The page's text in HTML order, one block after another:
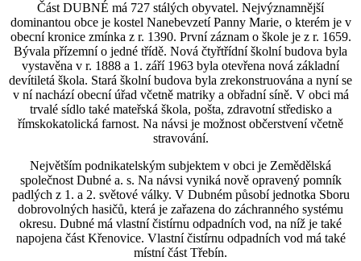
Část DUBNÉ má 727 stálých obyvatel. Nejvýznamnější
dominantou obce je kostel Nanebevzetí Panny Marie, o kterém je v
obecní kronice zmínka z r. 1390. První záznam o škole je z r. 1659.
Bývala přízemní o jedné třídě. Nová čtyřtřídní školní budova byla
vystavěna v r. 1888 a 1. září 1963 byla otevřena nová základní
devítiletá škola. Stará školní budova byla zrekonstruována a nyní se
v ní nachází obecní úřad včetně matriky a obřadní síně. V obci má
trvalé sídlo také mateřská škola, pošta, zdravotní středisko a
římskokatolická farnost. Na návsi je možnost občerstvení včetně
stravování.
Největším podnikatelským subjektem v obci je Zemědělská
společnost Dubné a. s. Na návsi vyniká nově opravený pomník
padlých z 1. a 2. světové války. V Dubném působí jednotka Sboru
dobrovolných hasičů, která je zařazena do záchranného systému
okresu. Dubné má vlastní čistírnu odpadních vod, na níž je také
napojena část Křenovice. Vlastní čistírnu odpadních vod má také
místní část Třebín.